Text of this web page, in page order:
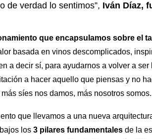
de verdad lo sentimos”, Iván Díaz,
que encapsulamos sobre el
basada en vinos descomplicados,
a decir sí, para ayudarnos a volver a
a hacer aquello que piensas y no
síes nos damos, más nosotros somos.
que llevamos a una nueva
los 3 pilares fundamentales de la